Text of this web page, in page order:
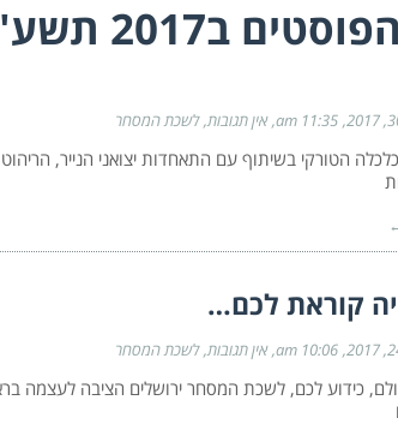
ב2017 תשע"ז
11:35 am אין תגובות לשכת המסחר
הטורקי בשיתוף עם התאחדות יצואני הנייר,
קוראת לכם…
10:06 am אין תגובות לשכת המסחר
כידוע לכם, לשכת המסחר ירושלים הציבה לעצמה